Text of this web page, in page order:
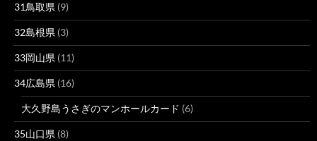
31鳥取県 (9)
32島根県 (3)
33岡山県 (11)
34広島県 (16)
大久野島うさぎのマンホールカード (6)
35山口県 (8)